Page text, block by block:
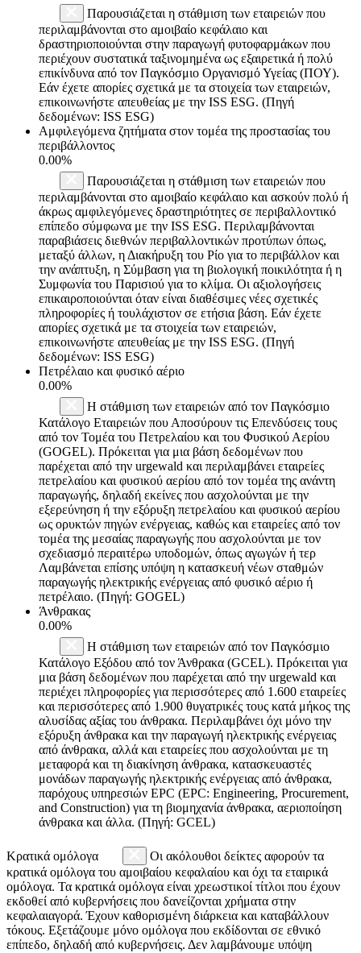
Παρουσιάζεται η στάθμιση των εταιρειών που
περιλαμβάνονται στο αμοιβαίο κεφάλαιο και
δραστηριοποιούνται στην παραγωγή φυτοφαρμάκων που
περιέχουν συστατικά ταξινομημένα ως εξαιρετικά ή πολύ
επικίνδυνα από τον Παγκόσμιο Οργανισμό Υγείας (ΠΟΥ).
Εάν έχετε απορίες σχετικά με τα στοιχεία των εταιρειών,
επικοινωνήστε απευθείας με την ISS ESG. (Πηγή
δεδομένων: ISS ESG)
Αμφιλεγόμενα ζητήματα στον τομέα της προστασίας του
περιβάλλοντος
0.00%
Παρουσιάζεται η στάθμιση των εταιρειών που
περιλαμβάνονται στο αμοιβαίο κεφάλαιο και ασκούν πολύ ή
άκρως αμφιλεγόμενες δραστηριότητες σε περιβαλλοντικό
επίπεδο σύμφωνα με την ISS ESG. Περιλαμβάνονται
παραβιάσεις διεθνών περιβαλλοντικών προτύπων όπως,
μεταξύ άλλων, η Διακήρυξη του Ρίο για το περιβάλλον και
την ανάπτυξη, η Σύμβαση για τη βιολογική ποικιλότητα ή η
Συμφωνία του Παρισιού για το κλίμα. Οι αξιολογήσεις
επικαιροποιούνται όταν είναι διαθέσιμες νέες σχετικές
πληροφορίες ή τουλάχιστον σε ετήσια βάση. Εάν έχετε
απορίες σχετικά με τα στοιχεία των εταιρειών,
επικοινωνήστε απευθείας με την ISS ESG. (Πηγή
δεδομένων: ISS ESG)
Πετρέλαιο και φυσικό αέριο
0.00%
Η στάθμιση των εταιρειών από τον Παγκόσμιο
Κατάλογο Εταιρειών που Αποσύρουν τις Επενδύσεις τους
από τον Τομέα του Πετρελαίου και του Φυσικού Αερίου
(GOGEL). Πρόκειται για μια βάση δεδομένων που
παρέχεται από την urgewald και περιλαμβάνει εταιρείες
πετρελαίου και φυσικού αερίου από τον τομέα της ανάντη
παραγωγής, δηλαδή εκείνες που ασχολούνται με την
εξερεύνηση ή την εξόρυξη πετρελαίου και φυσικού αερίου
ως ορυκτών πηγών ενέργειας, καθώς και εταιρείες από τον
τομέα της μεσαίας παραγωγής που ασχολούνται με τον
σχεδιασμό περαιτέρω υποδομών, όπως αγωγών ή τερ
Λαμβάνεται επίσης υπόψη η κατασκευή νέων σταθμών
παραγωγής ηλεκτρικής ενέργειας από φυσικό αέριο ή
πετρέλαιο. (Πηγή: GOGEL)
Άνθρακας
0.00%
Η στάθμιση των εταιρειών από τον Παγκόσμιο
Κατάλογο Εξόδου από τον Άνθρακα (GCEL). Πρόκειται για
μια βάση δεδομένων που παρέχεται από την urgewald και
περιέχει πληροφορίες για περισσότερες από 1.600 εταιρείες
και περισσότερες από 1.900 θυγατρικές τους κατά μήκος της
αλυσίδας αξίας του άνθρακα. Περιλαμβάνει όχι μόνο την
εξόρυξη άνθρακα και την παραγωγή ηλεκτρικής ενέργειας
από άνθρακα, αλλά και εταιρείες που ασχολούνται με τη
μεταφορά και τη διακίνηση άνθρακα, κατασκευαστές
μονάδων παραγωγής ηλεκτρικής ενέργειας από άνθρακα,
παρόχους υπηρεσιών EPC (EPC: Engineering, Procurement,
and Construction) για τη βιομηχανία άνθρακα, αεριοποίηση
άνθρακα και άλλα. (Πηγή: GCEL)
Κρατικά ομόλογα
Οι ακόλουθοι δείκτες αφορούν τα
κρατικά ομόλογα του αμοιβαίου κεφαλαίου και όχι τα εταιρικά
ομόλογα. Τα κρατικά ομόλογα είναι χρεωστικοί τίτλοι που έχουν
εκδοθεί από κυβερνήσεις που δανείζονται χρήματα στην
κεφαλαιαγορά. Έχουν καθορισμένη διάρκεια και καταβάλλουν
τόκους. Εξετάζουμε μόνο ομόλογα που εκδίδονται σε εθνικό
επίπεδο, δηλαδή από κυβερνήσεις. Δεν λαμβάνουμε υπόψη